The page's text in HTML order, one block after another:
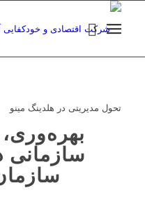
تحول مدیریتی در هلدینگ مینو
سازمانی